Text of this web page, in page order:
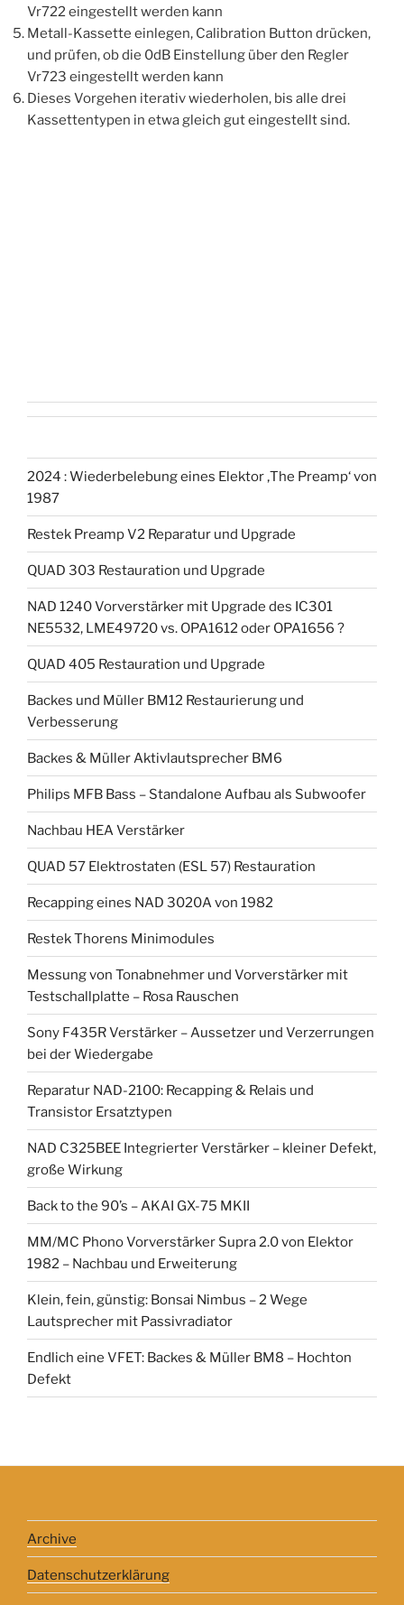
Vr722 eingestellt werden kann
Metall-Kassette einlegen, Calibration Button drücken,
und prüfen, ob die 0dB Einstellung über den Regler
Vr723 eingestellt werden kann
Dieses Vorgehen iterativ wiederholen, bis alle drei
Kassettentypen in etwa gleich gut eingestellt sind.
2024 : Wiederbelebung eines Elektor ‚The Preamp‘ von
1987
Restek Preamp V2 Reparatur und Upgrade
QUAD 303 Restauration und Upgrade
NAD 1240 Vorverstärker mit Upgrade des IC301
NE5532, LME49720 vs. OPA1612 oder OPA1656 ?
QUAD 405 Restauration und Upgrade
Backes und Müller BM12 Restaurierung und
Verbesserung
Backes & Müller Aktivlautsprecher BM6
Philips MFB Bass – Standalone Aufbau als Subwoofer
Nachbau HEA Verstärker
QUAD 57 Elektrostaten (ESL 57) Restauration
Recapping eines NAD 3020A von 1982
Restek Thorens Minimodules
Messung von Tonabnehmer und Vorverstärker mit
Testschallplatte – Rosa Rauschen
Sony F435R Verstärker – Aussetzer und Verzerrungen
bei der Wiedergabe
Reparatur NAD-2100: Recapping & Relais und
Transistor Ersatztypen
NAD C325BEE Integrierter Verstärker – kleiner Defekt,
große Wirkung
Back to the 90’s – AKAI GX-75 MKII
MM/MC Phono Vorverstärker Supra 2.0 von Elektor
1982 – Nachbau und Erweiterung
Klein, fein, günstig: Bonsai Nimbus – 2 Wege
Lautsprecher mit Passivradiator
Endlich eine VFET: Backes & Müller BM8 – Hochton
Defekt
Archive
Datenschutzerklärung